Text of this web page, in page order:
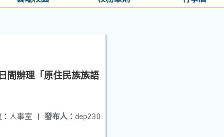
間辦理「原住民族族語
發布人： dep230
人事室 |